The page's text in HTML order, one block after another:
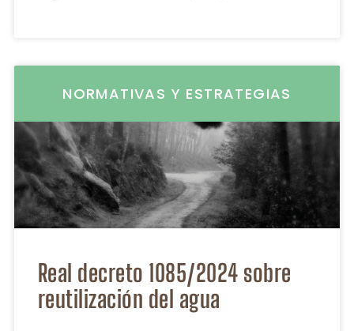
NORMATIVAS Y ESTRATEGIAS
Real decreto 1085/2024 sobre
reutilización del agua